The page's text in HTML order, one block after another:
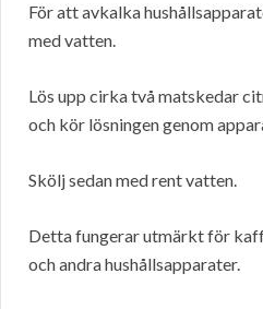
För att avkalka
med vatten.
Lös upp cirka två matskedar
och kör lösningen genom
Skölj sedan med rent vatten.
Detta fungerar utmärkt för
och andra hushållsapparater.